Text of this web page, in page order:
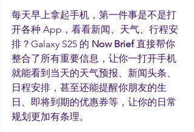
每天早上拿起手机，第一件事是不是打
开各种 App，看看新闻、天气、行程安
排？Galaxy S25 的 Now Brief 直接帮你
整合了所有重要信息，让你一打开手机
就能看到当天的天气预报、新闻头条、
日程安排，甚至还能提醒你朋友的生
日、即将到期的优惠券等，让你的日常
规划更加有条理。